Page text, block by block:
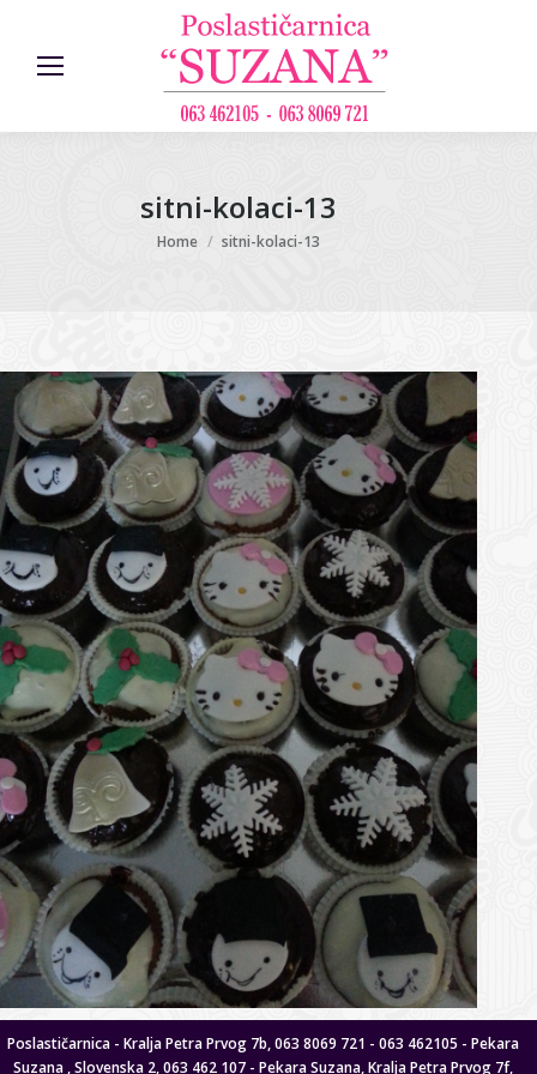
sitni-kolaci-13
You are here:
Home sitni-kolaci-13
Poslastičarnica - Kralja Petra Prvog 7b, 063 8069 721 - 063 462105 - Pekara
Suzana , Slovenska 2, 063 462 107 - Pekara Suzana, Kralja Petra Prvog 7f,